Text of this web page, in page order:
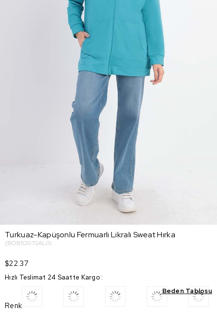
Turkuaz-Kapüşonlu Fermuarlı Likralı Sweat Hırka
(BOB52072AL0)
$22.37
Hızlı Teslimat 24 Saatte Kargo :
Beden Tablosu
Renk